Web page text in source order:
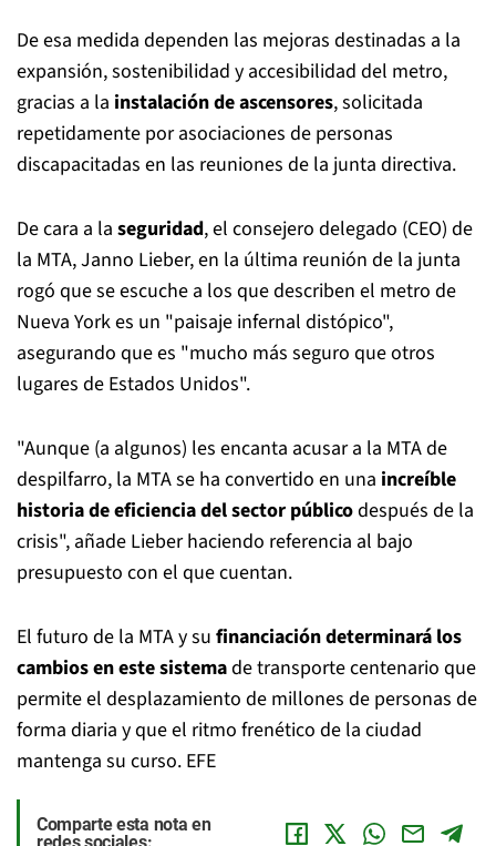
De esa medida dependen las mejoras destinadas a la
expansión, sostenibilidad y accesibilidad del metro,
gracias a la instalación de ascensores, solicitada
repetidamente por asociaciones de personas
discapacitadas en las reuniones de la junta directiva.
De cara a la seguridad, el consejero delegado (CEO) de
la MTA, Janno Lieber, en la última reunión de la junta
rogó que se escuche a los que describen el metro de
Nueva York es un "paisaje infernal distópico",
asegurando que es "mucho más seguro que otros
lugares de Estados Unidos".
"Aunque (a algunos) les encanta acusar a la MTA de
despilfarro, la MTA se ha convertido en una increíble
historia de eficiencia del sector públicodespués de la
crisis", añade Lieber haciendo referencia al bajo
presupuesto con el que cuentan.
El futuro de la MTA y su financiación determinará los
cambios en este sistemade transporte centenario que
permite el desplazamiento de millones de personas de
forma diaria y que el ritmo frenético de la ciudad
mantenga su curso. EFE
Comparte esta nota en